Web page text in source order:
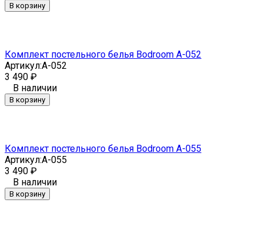
В корзину
Комплект постельного белья Bodroom A-052
Артикул:A-052
3 490 ₽
В наличии
В корзину
Комплект постельного белья Bodroom A-055
Артикул:A-055
3 490 ₽
В наличии
В корзину